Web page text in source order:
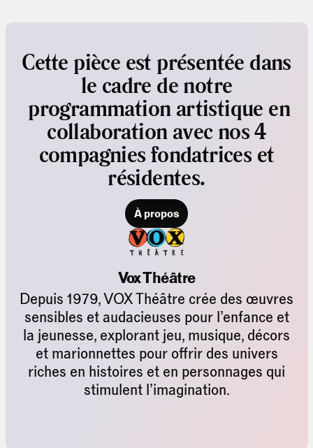
Cette pièce est présentée dans
le cadre de notre
programmation artistique en
collaboration avec nos 4
compagnies fondatrices et
résidentes.
À propos
Vox Théâtre
Depuis 1979, VOX Théâtre crée des œuvres
sensibles et audacieuses pour l’enfance et
la jeunesse, explorant jeu, musique, décors
et marionnettes pour offrir des univers
riches en histoires et en personnages qui
stimulent l’imagination.